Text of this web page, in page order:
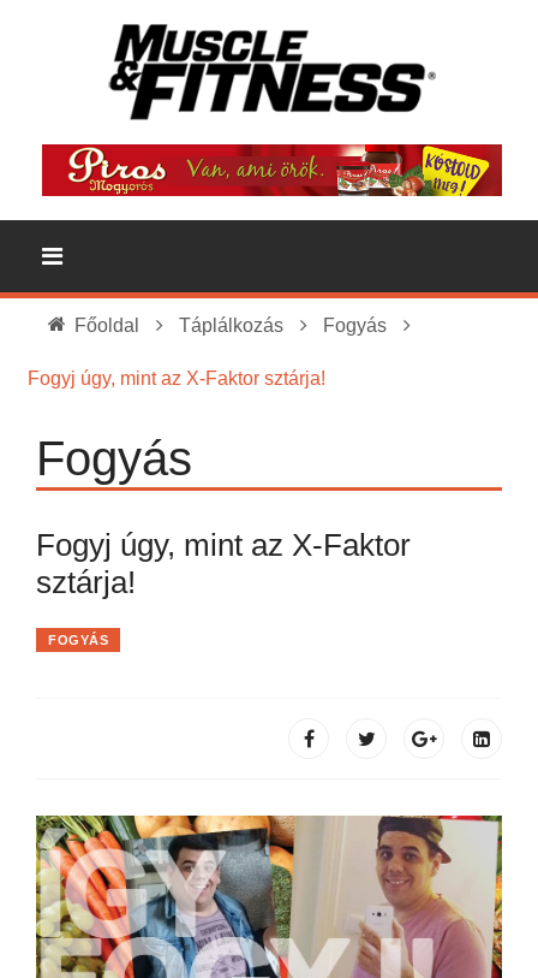
Főoldal Táplálkozás Fogyás
Fogyj úgy, mint az X-Faktor sztárja!
Fogyás
Fogyj úgy, mint az X-Faktor
sztárja!
FOGYÁS